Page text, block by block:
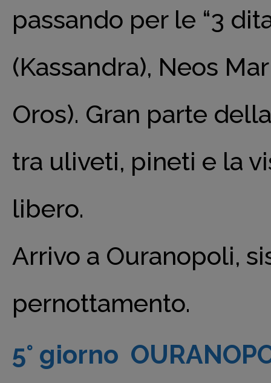
passando per le “3
(Kassandra), Neos
Oros). Gran parte
tra uliveti, pineti e la
libero.
Arrivo a Ouranopoli,
pernottamento.
5° giorno